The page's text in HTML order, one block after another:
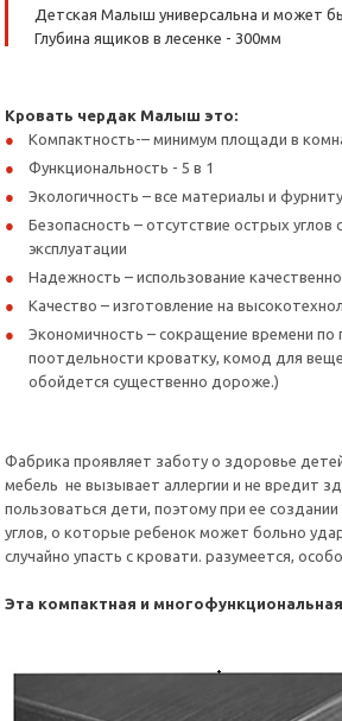
Детская Малыш универсальна и может
Глубина ящиков в лесенке - 300мм
Кровать чердак Малыш это:
Компактность-– минимум площади в
Функциональность - 5 в 1
Экологичность – все материалы и
Безопасность – отсутствие острых
эксплуатации
Надежность – использование
Качество – изготовление на
Экономичность – сокращение времени
поотдельности кроватку, комод для
обойдется существенно дороже.)
Фабрика проявляет заботу о здоровье
мебель не вызывает аллергии и не вредит
пользоваться дети, поэтому при ее
углов, о которые ребенок может больно
случайно упасть с кровати. разумеется,
Эта компактная и